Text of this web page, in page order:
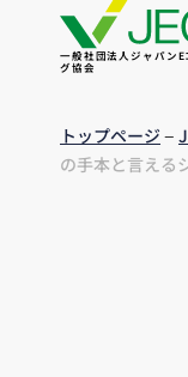
一般社団法人ジャパン
グ協会
トップページ–
の手本と言える